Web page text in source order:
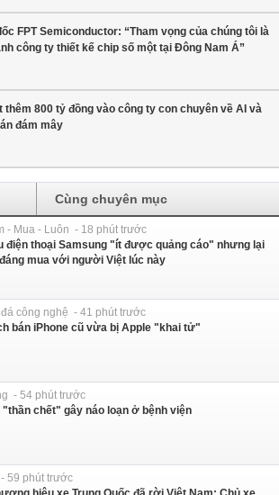
FPT Semiconductor: “Tham vọng của chúng tôi là
công ty thiết kế chip số một tại Đông Nam Á”
thêm 800 tỷ đồng vào công ty con chuyên về AI và
đám mây
Cùng chuyên mục
- Mua - Luôn - 18 phút trước
điện thoại Samsung "ít được quảng cáo" nhưng lại
mua với người Việt lúc này
công nghệ - 41 phút trước
bán iPhone cũ vừa bị Apple "khai tử"
- 54 phút trước
"thần chết" gây náo loạn ở bệnh viện
59 phút trước